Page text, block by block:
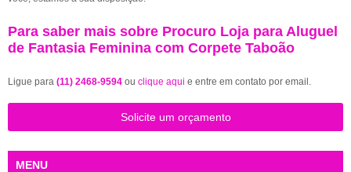
Para saber mais sobre Procuro Loja para Aluguel
de Fantasia Feminina com Corpete Taboão
Ligue para (11) 2468-9594 ou clique aqui e entre em contato por email.
Solicite um orçamento
MENU